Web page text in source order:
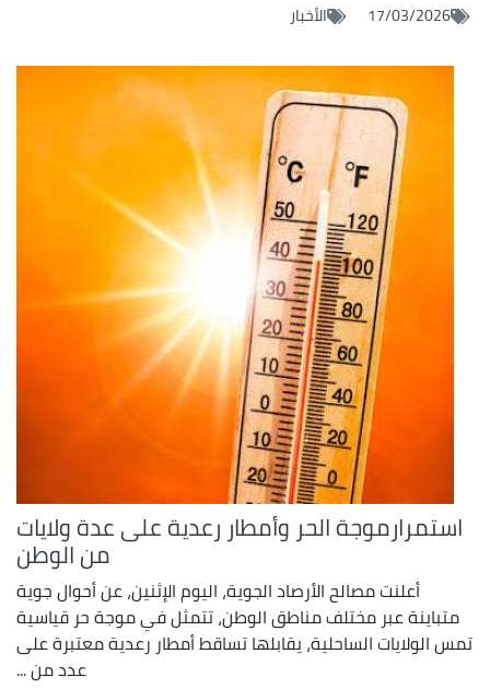
17/03/2026 الأخبار
استمرارموجة الحر وأمطار رعدية على عدة ولايات
من الوطن
أعلنت مصالح الأرصاد الجوية، اليوم الإثنين، عن أحوال جوية
متباينة عبر مختلف مناطق الوطن، تتمثل في موجة حر قياسية
تمس الولايات الساحلية، يقابلها تساقط أمطار رعدية معتبرة على
عدد من ...